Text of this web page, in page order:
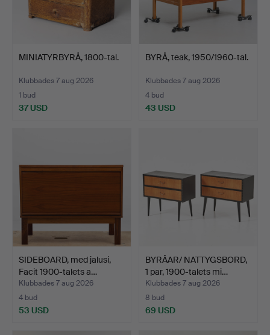
MINIATYRBYRÅ, 1800-tal.
Klubbades 7 aug 2026
1 bud
37 USD
BYRÅ, teak, 1950/1960-tal.
Klubbades 7 aug 2026
4 bud
43 USD
SIDEBOARD, med jalusi,
Facit 1900-talets a…
Klubbades 7 aug 2026
4 bud
53 USD
BYRÅAR/ NATTYGSBORD,
1 par, 1900-talets mi…
Klubbades 7 aug 2026
8 bud
69 USD